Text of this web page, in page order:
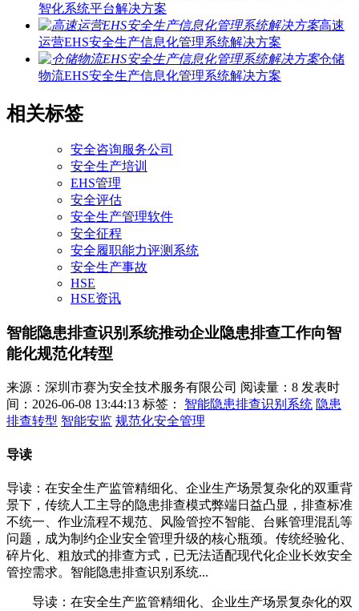
智化系统平台解决方案
高速
运营EHS安全生产信息化管理系统解决方案
仓储
物流EHS安全生产信息化管理系统解决方案
相关标签
安全咨询服务公司
安全生产培训
EHS管理
安全评估
安全生产管理软件
安全征程
安全履职能力评测系统
安全生产事故
HSE
HSE资讯
智能隐患排查识别系统推动企业隐患排查工作向智
能化规范化转型
来源：深圳市赛为安全技术服务有限公司 阅读量：8 发表时
间：2026-06-08 13:44:13 标签： 智能隐患排查识别系统 隐患
排查转型 智能安监 规范化安全管理
导读
导读：在安全生产监管精细化、企业生产场景复杂化的双重背
景下，传统人工主导的隐患排查模式弊端日益凸显，排查标准
不统一、作业流程不规范、风险管控不智能、台账管理混乱等
问题，成为制约企业安全管理升级的核心瓶颈。传统经验化、
碎片化、粗放式的排查方式，已无法适配现代化企业长效安全
管控需求。智能隐患排查识别系统...
导读：在安全生产监管精细化、企业生产场景复杂化的双